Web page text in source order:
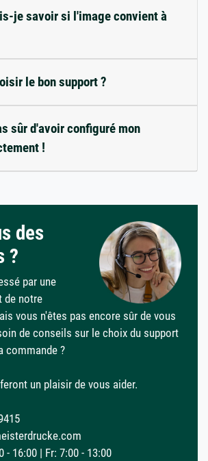
je savoir si l'image convient à
le bon support ?
sûr d'avoir configuré mon
!
des
?
par une
de notre
vous n'êtes pas encore sûr de vous
de conseils sur le choix du support
commande ?
un plaisir de vous aider.
- 16:00 | Fr: 7:00 - 13:00